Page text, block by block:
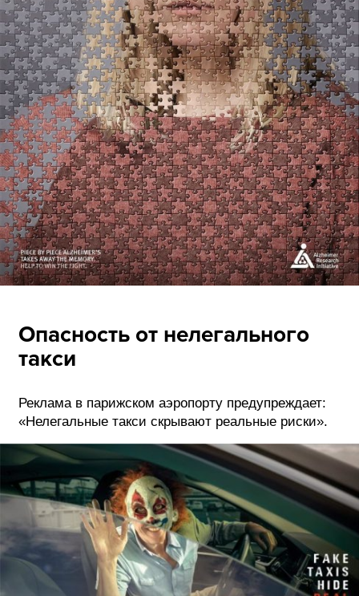
Опасность от нелегального
такси
Реклама в парижском аэропорту предупреждает:
«Нелегальные такси скрывают реальные риски».